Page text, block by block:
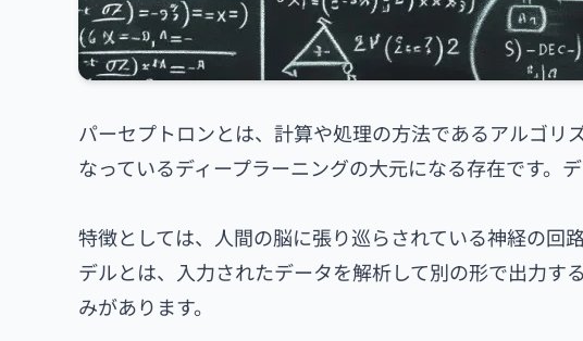
パーセプトロンとは、計算や処理の方法であるアルゴリ
なっているディープラーニングの大元になる存在です。
特徴としては、人間の脳に張り巡らされている神経の回
デルとは、入力されたデータを解析して別の形で出力す
みがあります。